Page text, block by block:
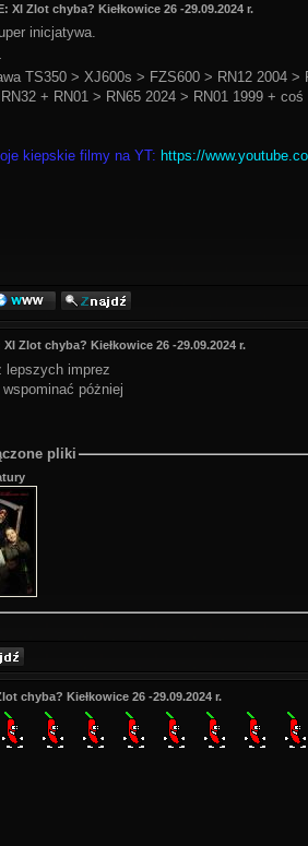
XI Zlot chyba? Kiełkowice 26 -29.09.2024 r.
inicjatywa.
TS350 > XJ600s > FZS600 > RN12 2004
+ RN01 > RN65 2024 > RN01 1999 + coś
kiepskie filmy na YT: https://
XI Zlot chyba? Kiełkowice 26 -29.09.2024 r.
lepszych imprez
póżniej
pliki
chyba? Kiełkowice 26 -29.09.2024 r.